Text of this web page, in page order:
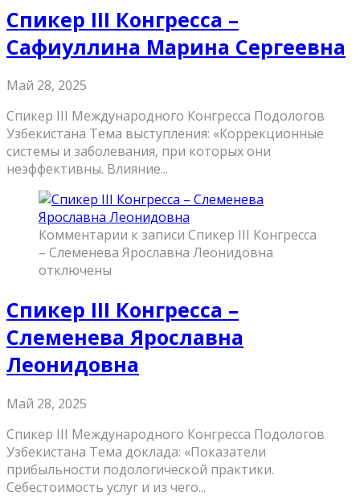
Спикер III Конгресса –
Сафиуллина Марина Сергеевна
Май 28, 2025
Спикер III Международного Конгресса Подологов
Узбекистана Тема выступления: «Коррекционные
системы и заболевания, при которых они
неэффективны. Влияние...
Комментарии к записи Спикер III Конгресса
– Слеменева Ярославна Леонидовна
отключены
Спикер III Конгресса –
Слеменева Ярославна
Леонидовна
Май 28, 2025
Спикер III Международного Конгресса Подологов
Узбекистана Тема доклада: «Показатели
прибыльности подологической практики.
Себестоимость услуг и из чего...